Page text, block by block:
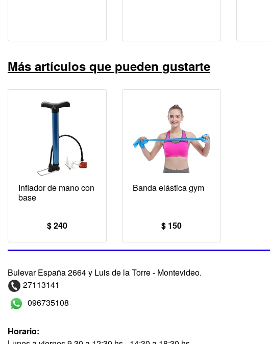
Más artículos que pueden gustarte
Inflador de mano con
base
$ 240
Banda elástica gym
$ 150
Bulevar España 2664 y Luis de la Torre - Montevideo.
27113141
096735108
Horario: